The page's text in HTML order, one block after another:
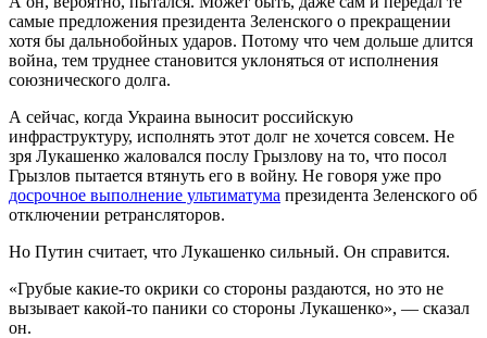
самые предложения президента Зеленского о прекращении
хотя бы дальнобойных ударов. Потому что чем дольше длится
война, тем труднее становится уклоняться от исполнения
союзнического долга.
А сейчас, когда Украина выносит российскую
инфраструктуру, исполнять этот долг не хочется совсем. Не
зря Лукашенко жаловался послу Грызлову на то, что посол
Грызлов пытается втянуть его в войну. Не говоря уже про
досрочное выполнение ультиматума президента Зеленского об
отключении ретрансляторов.
Но Путин считает, что Лукашенко сильный. Он справится.
«Грубые какие-то окрики со стороны раздаются, но это не
вызывает какой-то паники со стороны Лукашенко», — сказал
он.